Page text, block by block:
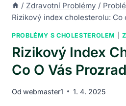
/ Zdravotní Problémy /
Rizikový index cholesterolu: Co
PROBLÉMY S CHOLESTEROLEM |
Rizikový Index
Co O Vás
Od webmaster1 1. 4. 2025